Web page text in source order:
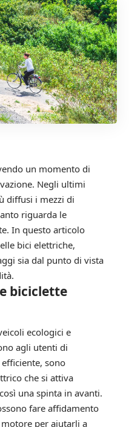
un momento di
Negli ultimi
diffusi i mezzi di
riguarda le
In questo articolo
bici elettriche,
sia dal punto di vista
biciclette
ecologici e
agli utenti di
sono
che si attiva
una spinta in avanti.
fare affidamento
per aiutarli a